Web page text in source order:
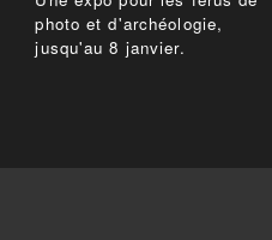
photo et d'archéologie,
jusqu'au 8 janvier.